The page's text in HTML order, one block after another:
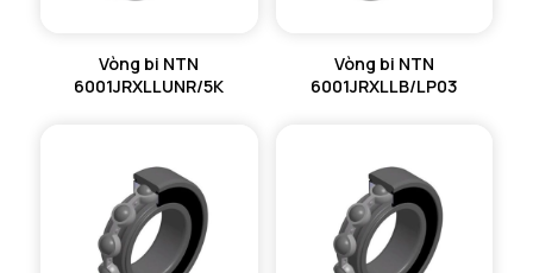
GỐI ĐỠ 2 NỬA NTN
MÁY GIA NHIỆT NTN
Vòng bi NTN
6001JRXLLUNR/5K
Vòng bi NTN
6001JRXLLB/LP03